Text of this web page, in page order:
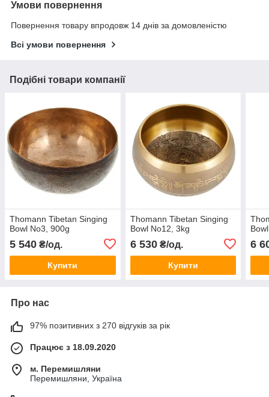
Умови повернення
Повернення товару впродовж 14 днів за домовленістю
Всі умови повернення
Подібні товари компанії
Thomann Tibetan Singing
Bowl No3, 900g
5 540 ₴/од.
Купити
Thomann Tibetan Singing
Bowl No12, 3kg
6 530₴/од.
Купити
6
Про нас
97% позитивних з 270 відгуків за рік
Працює з 18.09.2020
м. Перемишляни
Перемишляни, Україна